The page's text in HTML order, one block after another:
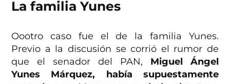
La familia Yunes
Oootro caso fue el de la familia Yunes.
Previo a la discusión se corrió el rumor de
que el senador del PAN, Miguel Ángel
Yunes Márquez, había supuestamente